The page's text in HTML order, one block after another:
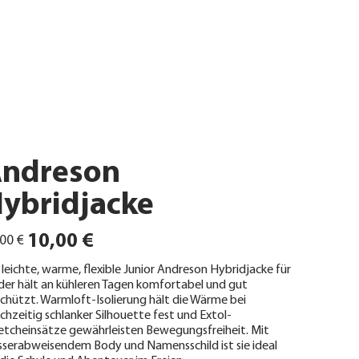
€ Angebotspreis
10,00 €
leichte, warme, flexible Junior Andreson Hybridjacke für
hält an kühleren Tagen komfortabel und gut
Warmloft-Isolierung hält die Wärme bei
schlanker Silhouette fest und Extol-
gewährleisten Bewegungsfreiheit. Mit
Body und Namensschild ist sie ideal